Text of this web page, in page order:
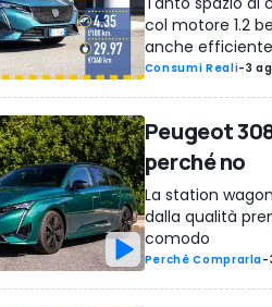
col motore 1.2
anche efficiente
Consumi Reali-3
Peugeot
perché no
La station
dalla qualità
comodo
Perché Comprarla-